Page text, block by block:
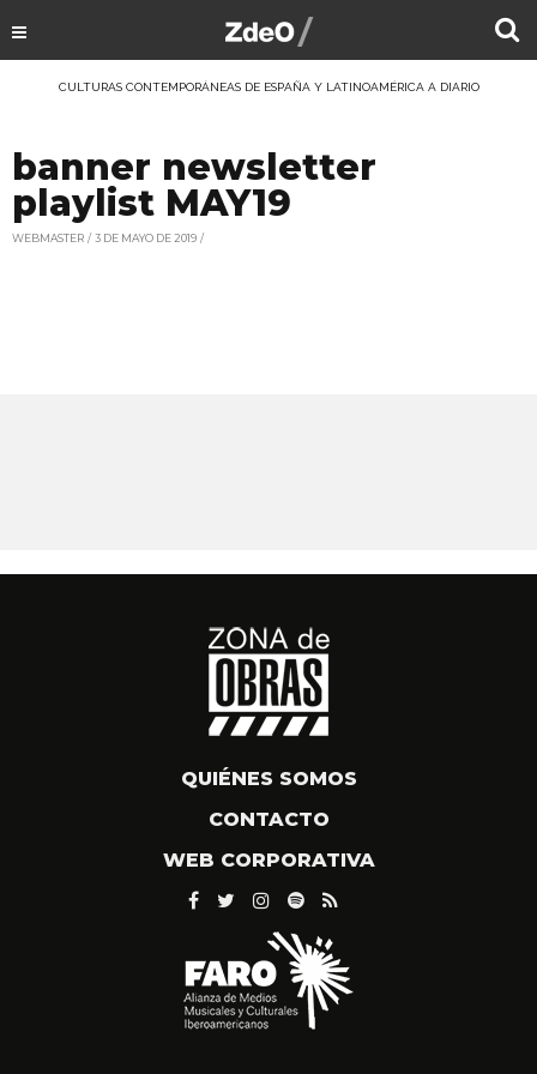
CULTURAS CONTEMPORÁNEAS DE ESPAÑA Y LATINOAMÉRICA A DIARIO
banner newsletter
playlist MAY19
WEBMASTER 3 DE MAYO DE 2019
QUIÉNES SOMOS
CONTACTO
WEB CORPORATIVA